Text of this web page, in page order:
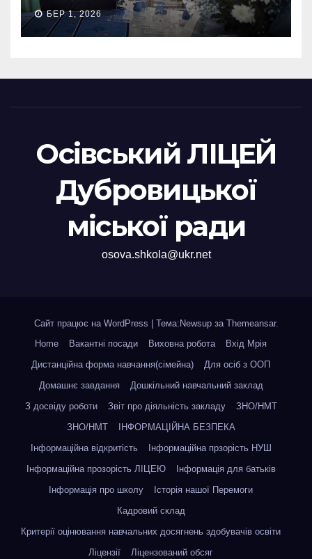
БЕР 1, 2026
Осівський ЛІЦЕЙ
Дубровицької
міської ради
osova.shkola@ukr.net
Сайт працює на WordPress Тема:Newsup за Themeansar.
Home
Вакантні посади Виховна робота
Вхід Мрія
Дистанційна форма навчання(сімейна)
Для осіб з ООП
Домашнє завдання
Дошкільний навчальний заклад
З досвіду роботи
Звіт про діяльність закладу
ЗНО/НМТ
ЗНО/НМТ
ІНФОРМАЦІЙНА БЕЗПЕКА
Інформаційна відкритість
Інформаційна прзорість НУШ
Інформаційна прозорість ЛІЦЕЮ
Інформація для батьків
Інформація про школу
Історія нашої Перемоги
Кадровий склад
Критерії оцінювання навчальних досягнень здобувачів освіти
Ліцензії
Ліцензований обсяг